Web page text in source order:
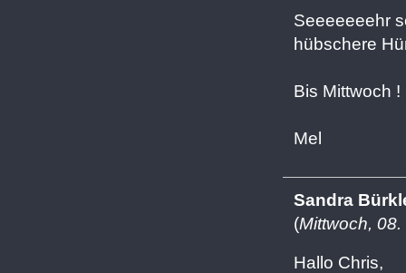
Seeeeeeehr
hübschere
Bis Mittwoch !
Mel
Sandra
(Mittwoch,
Hallo Chris,